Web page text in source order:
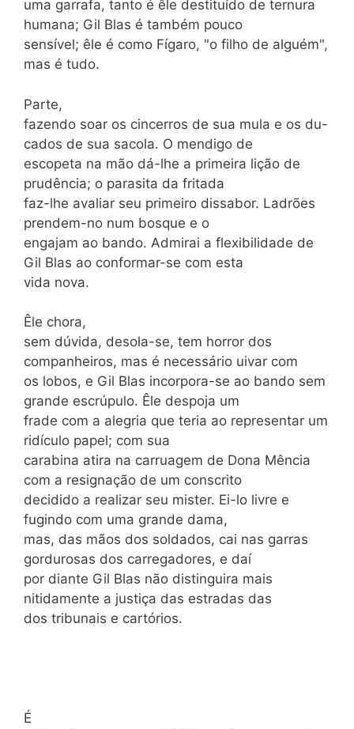
uma garrafa, tanto é êle destituído de ternura
humana; Gil Blas é também pouco
sensível; êle é como Fígaro, "o filho de alguém",
mas é tudo.
Parte,
fazendo soar os cincerros de sua mula e os du-
cados de sua sacola. O mendigo de
escopeta na mão dá-lhe a primeira lição de
prudência; o parasita da fritada
faz-lhe avaliar seu primeiro dissabor. Ladrões
prendem-no num bosque e o
engajam ao bando. Admirai a flexibilidade de
Gil Blas ao conformar-se com esta
vida nova.
Êle chora,
sem dúvida, desola-se, tem horror dos
companheiros, mas é necessário uivar com
os lobos, e Gil Blas incorpora-se ao bando sem
grande escrúpulo. Êle despoja um
frade com a alegria que teria ao representar um
ridículo papel; com sua
carabina atira na carruagem de Dona Mência
com a resignação de um conscrito
decidido a realizar seu mister. Ei-lo livre e
fugindo com uma grande dama,
mas, das mãos dos soldados, cai nas garras
gordurosas dos carregadores, e daí
por diante Gil Blas não distinguira mais
nitidamente a justiça das estradas das
dos tribunais e cartórios.
É